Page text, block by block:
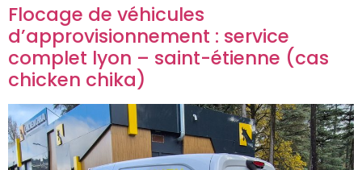
Flocage de véhicules
d’approvisionnement : service
complet lyon – saint-étienne (cas
chicken chika)